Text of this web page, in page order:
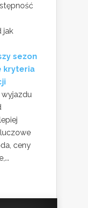
jak
sezon
kryteria
wyjazdu
ceny